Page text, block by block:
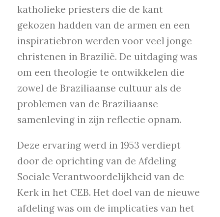
katholieke priesters die de kant
gekozen hadden van de armen en een
inspiratiebron werden voor veel jonge
christenen in Brazilië. De uitdaging was
om een theologie te ontwikkelen die
zowel de Braziliaanse cultuur als de
problemen van de Braziliaanse
samenleving in zijn reflectie opnam.
Deze ervaring werd in 1953 verdiept
door de oprichting van de Afdeling
Sociale Verantwoordelijkheid van de
Kerk in het CEB. Het doel van de nieuwe
afdeling was om de implicaties van het